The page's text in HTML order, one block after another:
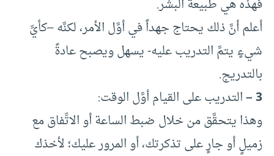
فهذه هي طبيعة البشر.
أعلم أنَّ ذلك يحتاج جهداً في أوَّل الأمر، لكنَّه –كأيِّ
شيءٍ يتمَّ التدريب عليه- يسهل ويصبح عادةً
بالتدريج.
3 –
التدريب على القيام أوَّل الوقت:
وهذا يتحقَّق من خلال ضبط الساعة أو الاتِّفاق مع
زميلٍ أو جارٍ على تذكرتك، أو المرور عليك؛ لأخذك